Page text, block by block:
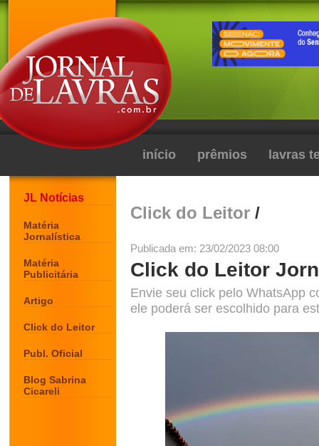
início prêmios lavras
JL Notícias
Matéria
Jornalística
Matéria
Publicitária
Artigo
Click do Leitor
Publ. Oficial
Blog Sabrina
Cicareli
Click do Leitor /
Publicada em: 23/02/2023 08:00
Click do Leitor
Envie seu click pelo WhatsApp
ele poderá ser escolhido para